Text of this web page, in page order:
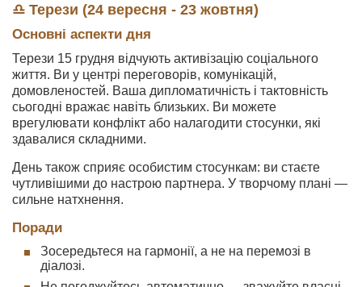
♎ Терези (24 вересня - 23 жовтня)
Основні аспекти дня
Терези 15 грудня відчують активізацію соціального
життя. Ви у центрі переговорів, комунікацій,
домовленостей. Ваша дипломатичність і тактовність
сьогодні вражає навіть близьких. Ви можете
врегулювати конфлікт або налагодити стосунки, які
здавалися складними.
День також сприяє особистим стосункам: ви стаєте
чутливішими до настрою партнера. У творчому плані —
сильне натхнення.
Поради
Зосередьтеся на гармонії, а не на перемозі в
діалозі.